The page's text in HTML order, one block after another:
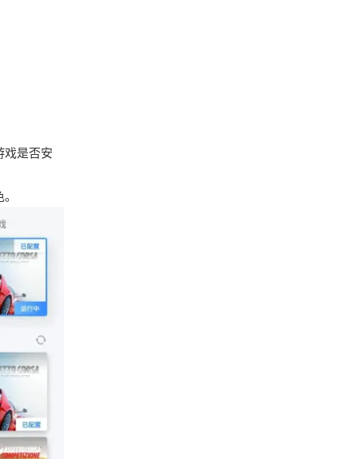
戏是否安